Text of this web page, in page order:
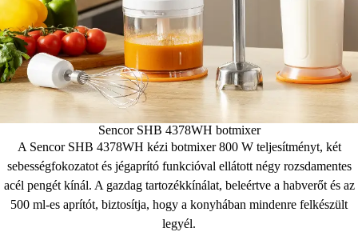
Sencor SHB 4378WH botmixer
A Sencor SHB 4378WH kézi botmixer 800 W teljesítményt, két
sebességfokozatot és jégaprító funkcióval ellátott négy rozsdamentes
acél pengét kínál. A gazdag tartozékkínálat, beleértve a habverőt és az
500 ml-es aprítót, biztosítja, hogy a konyhában mindenre felkészült
legyél.